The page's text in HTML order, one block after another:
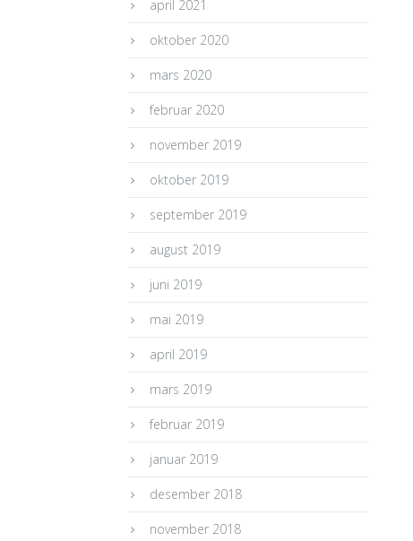
april 2021
oktober 2020
mars 2020
februar 2020
november 2019
oktober 2019
september 2019
august 2019
juni 2019
mai 2019
april 2019
mars 2019
februar 2019
januar 2019
desember 2018
november 2018